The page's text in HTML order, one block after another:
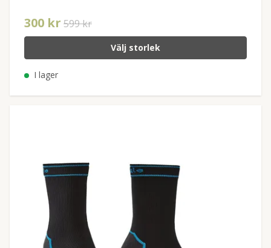
300 kr 599 kr
Välj storlek
I lager